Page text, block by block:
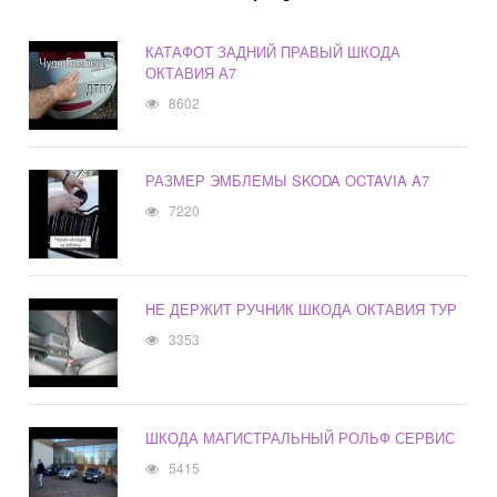
КАТАФОТ ЗАДНИЙ ПРАВЫЙ ШКОДА
ОКТАВИЯ А7
8602
РАЗМЕР ЭМБЛЕМЫ SKODA OCTAVIA A7
7220
НЕ ДЕРЖИТ РУЧНИК ШКОДА ОКТАВИЯ ТУР
3353
ШКОДА МАГИСТРАЛЬНЫЙ РОЛЬФ СЕРВИС
5415